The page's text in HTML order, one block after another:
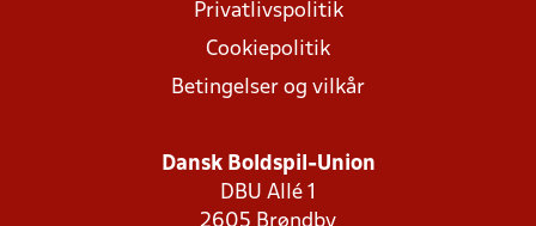
Privatlivspolitik
Cookiepolitik
Betingelser og vilkår
Dansk Boldspil-Union
DBU Allé 1